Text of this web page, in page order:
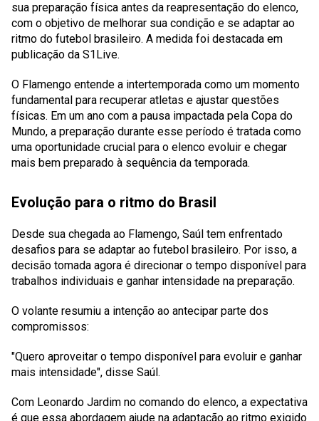
sua preparação física antes da reapresentação do elenco,
com o objetivo de melhorar sua condição e se adaptar ao
ritmo do futebol brasileiro. A medida foi destacada em
publicação da S1Live.
O Flamengo entende a intertemporada como um momento
fundamental para recuperar atletas e ajustar questões
físicas. Em um ano com a pausa impactada pela Copa do
Mundo, a preparação durante esse período é tratada como
uma oportunidade crucial para o elenco evoluir e chegar
mais bem preparado à sequência da temporada.
Evolução para o ritmo do Brasil
Desde sua chegada ao Flamengo, Saúl tem enfrentado
desafios para se adaptar ao futebol brasileiro. Por isso, a
decisão tomada agora é direcionar o tempo disponível para
trabalhos individuais e ganhar intensidade na preparação.
O volante resumiu a intenção ao antecipar parte dos
compromissos:
"Quero aproveitar o tempo disponível para evoluir e ganhar
mais intensidade", disse Saúl.
Com Leonardo Jardim no comando do elenco, a expectativa
é que essa abordagem ajude na adaptação ao ritmo exigido